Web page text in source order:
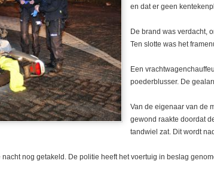
en dat er geen
De brand was verdacht,
Ten slotte was het
Een
poederblusser. De
Van de eigenaar van de
gewond raakte doordat
tandwiel zat. Dit wordt
nog getakeld. De politie heeft het voertuig in beslag